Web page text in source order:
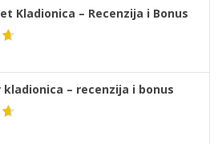
Kladionica – Recenzija i Bonus
– recenzija i bonus